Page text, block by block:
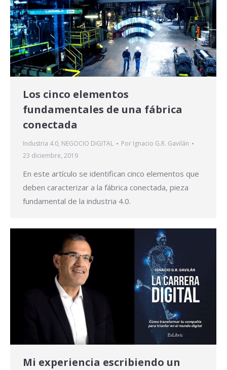
Los cinco elementos
fundamentales de una fábrica
conectada
Industria 4.0, NEGOCIO DIGITAL Por Ignacio G.R. Gavilán
23 diciembre, 2019
En este artículo se identifican cinco elementos que
deben caracterizar a la fábrica conectada, pieza
fundamental de la industria 4.0.
Mi experiencia escribiendo un